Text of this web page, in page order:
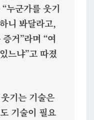
누군가를 웃기
니 봐달라고,
거”라며 “여
느냐”고 따졌
기는 기술은
기술이 필요